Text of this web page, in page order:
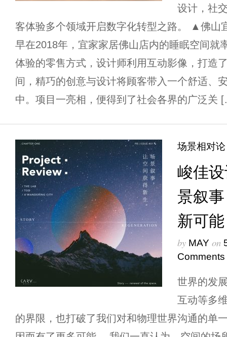
设计，社
客体验多个领域开启数字化转型之路。 ▲佛山
早在2018年，宜家家居佛山店内的睡眠空间就
体验的零售方式，设计师利用互动影像，打造
间，精巧的创意与设计将顾客带入一个舒适、
中。项目一亮相，便得到了社会各界的广泛关
场景相对论
峻佳
景叙
新可能
by MAY on
Comments
世界的发
互动等多
的界限，也打破了我们对和物理世界沟通的单